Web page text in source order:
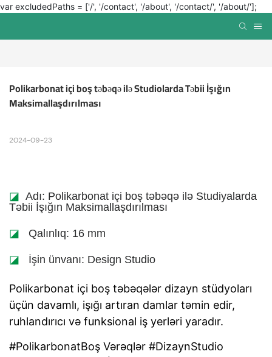
var excludedPaths = ['/', '/contact', '/about', '/contact/', '/about/'];
Polikarbonat içi boş təbəqə ilə Studiolarda Təbii İşığın
Maksimallaşdırılması
2024-09-23
◪ Adı: Polikarbonat içi boş təbəqə ilə Studiyalarda
Təbii İşığın Maksimallaşdırılması
◪ Qalınlıq: 16 mm
◪ İşin ünvanı: Design Studio
Polikarbonat içi boş təbəqələr dizayn stüdyoları
üçün davamlı, işığı artıran damlar təmin edir,
ruhlandırıcı və funksional iş yerləri yaradır.
#PolikarbonatBoş Vərəqlər #DizaynStudio